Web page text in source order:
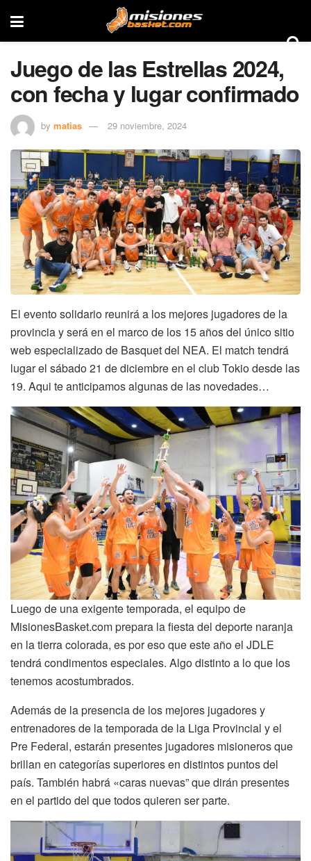
Juego de las Estrellas 2024,
con fecha y lugar confirmado
by matias 29 noviembre, 2024
El evento solidario reunirá a los mejores jugadores de la
provincia y será en el marco de los 15 años del único sitio
web especializado de Basquet del NEA. El match tendrá
lugar el sábado 21 de diciembre en el club Tokio desde las
19. Aqui te anticipamos algunas de las novedades…
Luego de una exigente temporada, el equipo de
MisionesBasket.com prepara la fiesta del deporte naranja
en la tierra colorada, es por eso que este año el JDLE
tendrá condimentos especiales. Algo distinto a lo que los
tenemos acostumbrados.
Además de la presencia de los mejores jugadores y
entrenadores de la temporada de la Liga Provincial y el
Pre Federal, estarán presentes jugadores misioneros que
brillan en categorías superiores en distintos puntos del
país. También habrá «caras nuevas” que dirán presentes
en el partido del que todos quieren ser parte.